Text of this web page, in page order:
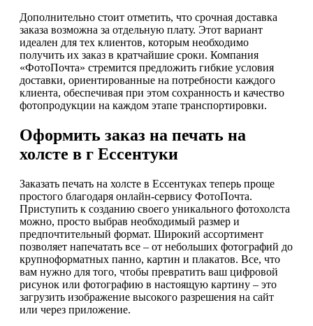
Дополнительно стоит отметить, что срочная доставка
заказа возможна за отдельную плату. Этот вариант
идеален для тех клиентов, которым необходимо
получить их заказ в кратчайшие сроки. Компания
«ФотоПочта» стремится предложить гибкие условия
доставки, ориентированные на потребности каждого
клиента, обеспечивая при этом сохранность и качество
фотопродукции на каждом этапе транспортировки.
Оформить заказ на печать на
холсте в г Ессентуки
Заказать печать на холсте в Ессентуках теперь проще
простого благодаря онлайн-сервису ФотоПочта.
Приступить к созданию своего уникального фотохолста
можно, просто выбрав необходимый размер и
предпочтительный формат. Широкий ассортимент
позволяет напечатать все – от небольших фотографий до
крупноформатных панно, картин и плакатов. Все, что
вам нужно для того, чтобы превратить ваш цифровой
рисунок или фотографию в настоящую картину – это
загрузить изображение высокого разрешения на сайт
или через приложение.